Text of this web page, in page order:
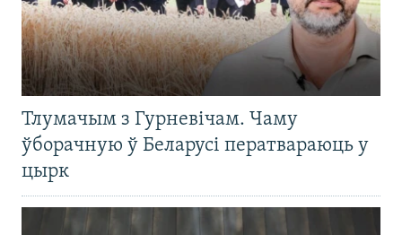
Тлумачым з Гурневічам. Чаму
ўборачную ў Беларусі ператвараюць у
цырк